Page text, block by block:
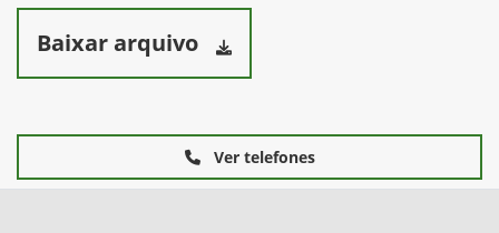
Baixar arquivo
Ver telefones